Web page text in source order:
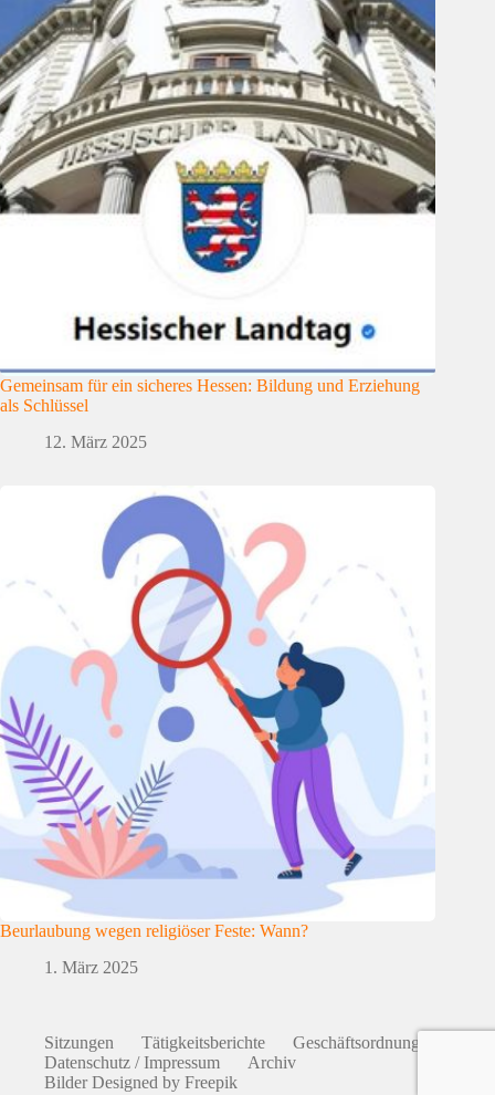
Gemeinsam für ein sicheres Hessen: Bildung und Erziehung
als Schlüssel
12. März 2025
Beurlaubung wegen religiöser Feste: Wann?
1. März 2025
Sitzungen Tätigkeitsberichte
Geschäftsordnung
Datenschutz / Impressum
Archiv
Bilder Designed by Freepik